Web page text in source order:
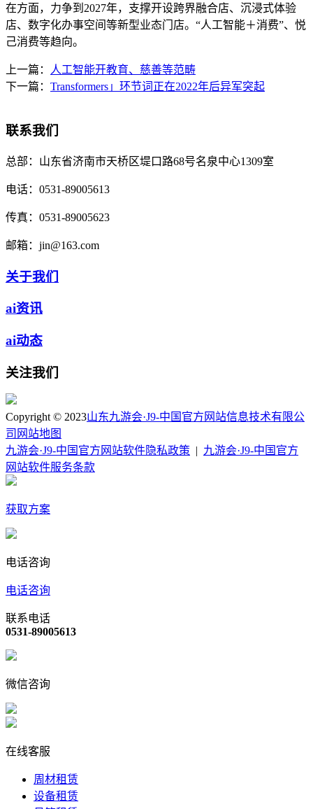
在方面，力争到2027年，支撑开设跨界融合店、沉浸式体验
店、数字化办事空间等新型业态门店。“人工智能＋消费”、悦
己消费等趋向。
上一篇： 人工智能开教育、慈善等范畴
下一篇： Transformers」环节词正在2022年后异军突起
联系我们
总部： 山东省济南市天桥区堤口路68号名泉中心1309室
电话： 0531-89005613
传真： 0531-89005623
邮箱： jin@163.com
关于我们
ai资讯
ai动态
关注我们
Copyright © 2023山东九游会·J9-中国官方网站信息技术有限公
司 网站地图
九游会·J9-中国官方网站软件隐私政策
九游会·J9-中国官方
网站软件服务条款
获取方案
电话咨询
电话咨询
联系电话
0531-89005613
微信咨询
在线客服
周材租赁
设备租赁